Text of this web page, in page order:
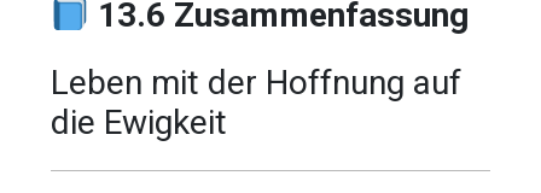
13.6 Zusammenfassung
Leben mit der Hoffnung auf
die Ewigkeit